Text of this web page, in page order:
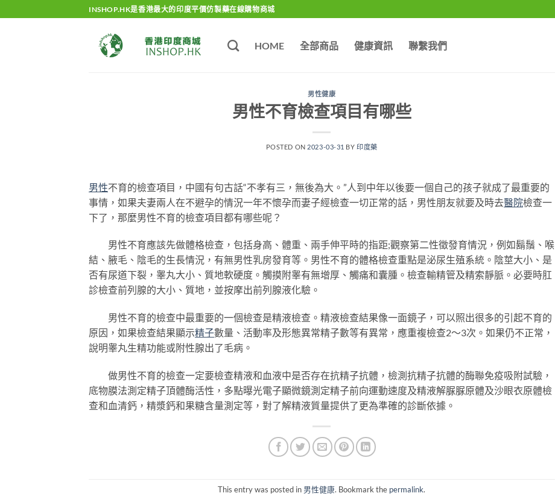
to
INSHOP.HK是香港最大的印度平價仿製藥在線購物商城
HOME 全部商品 健康資訊 聯繫我們
男性健康
男性不育檢查項目有哪些
POSTED ON 2023-03-31 BY 印度藥
男性不育的檢查項目，中國有句古話“不孝有三，無後為大。”人到中年以後要一個自己的孩子就成了最重要的
事情，如果夫妻兩人在不避孕的情況一年不懷孕而妻子經檢查一切正常的話，男性朋友就要及時去醫院檢查一
下了，那麼男性不育的檢查項目都有哪些呢？
男性不育應該先做體格檢查，包括身高、體重、兩手伸平時的指距;觀察第二性徵發育情況，例如鬍鬚、喉
結、腋毛、陰毛的生長情況，有無男性乳房發育等。男性不育的體格檢查重點是泌尿生殖系統。陰莖大小、是
否有尿道下裂，睾丸大小、質地軟硬度。觸摸附睾有無增厚、觸痛和囊腫。檢查輸精管及精索靜脈。必要時肛
診檢查前列腺的大小、質地，並按摩出前列腺液化驗。
男性不育的檢查中最重要的一個檢查是精液檢查。精液檢查結果像一面鏡子，可以照出很多的引起不育的
原因，如果檢查結果顯示精子數量、活動率及形態異常精子數等有異常，應重複檢查2～3次。如果仍不正常，
說明睾丸生精功能或附性腺出了毛病。
做男性不育的檢查一定要檢查精液和血液中是否存在抗精子抗體，檢測抗精子抗體的酶聯免疫吸附試驗，
底物膜法測定精子頂體酶活性，多點曝光電子顯微鏡測定精子前向運動速度及精液解脲脲原體及沙眼衣原體檢
查和血清鈣，精漿鈣和果糖含量測定等，對了解精液質量提供了更為準確的診斷依據。
This entry was posted in 男性健康. Bookmark the permalink.